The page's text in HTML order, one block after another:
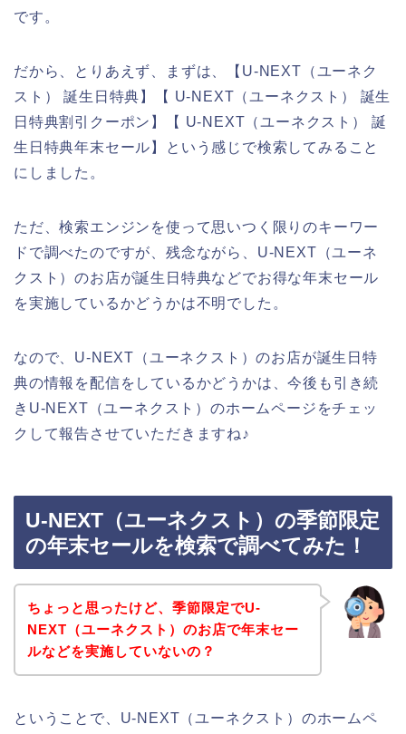
です。
だから、とりあえず、まずは、【U-NEXT（ユーネク
スト） 誕生日特典】【 U-NEXT（ユーネクスト） 誕生
日特典割引クーポン】【 U-NEXT（ユーネクスト） 誕
生日特典年末セール】という感じで検索してみること
にしました。
ただ、検索エンジンを使って思いつく限りのキーワー
ドで調べたのですが、残念ながら、U-NEXT（ユーネ
クスト）のお店が誕生日特典などでお得な年末セール
を実施しているかどうかは不明でした。
なので、U-NEXT（ユーネクスト）のお店が誕生日特
典の情報を配信をしているかどうかは、今後も引き続
きU-NEXT（ユーネクスト）のホームページをチェッ
クして報告させていただきますね♪
U-NEXT（ユーネクスト）の季節限定
の年末セールを検索で調べてみた！
ちょっと思ったけど、季節限定でU-
NEXT（ユーネクスト）のお店で年末セー
ルなどを実施していないの？
ということで、U-NEXT（ユーネクスト）のホームペ